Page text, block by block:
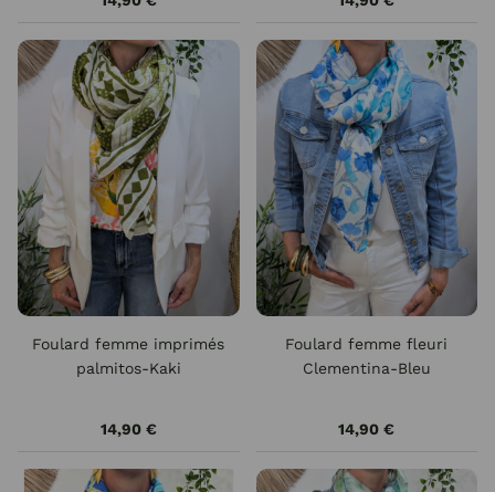
Foulard femme imprimés
palmitos-Kaki
14,90 €
Foulard femme fleuri
Clementina-Bleu
14,90 €